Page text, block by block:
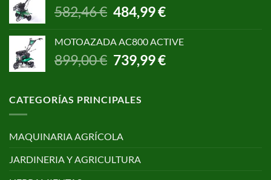
650,00 €.
499,00 €.
582,46€
El
precio
era:
582,46 €.
484,99€El
es:
484,99 €.
MOTOAZADA AC800 ACTIVE
899,00€ El
precio
era:
739,99€El
CATEGORÍAS PRINCIPALES
MAQUINARIA AGRÍCOLA
JARDINERIA Y AGRICULTURA